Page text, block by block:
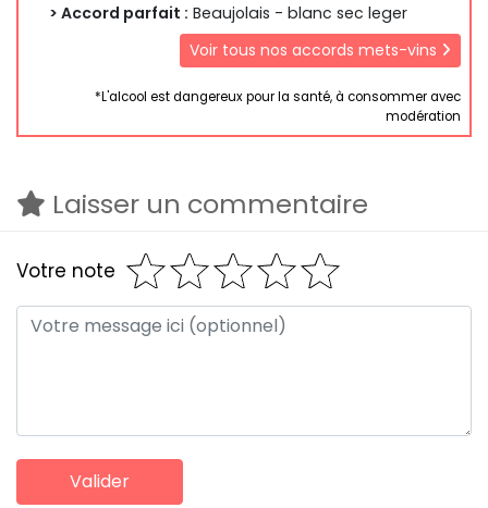
> Accord parfait : Beaujolais - blanc sec leger
Voir tous nos accords mets-vins
*L'alcool est dangereux pour la santé, à consommer avec
modération
Laisser un commentaire
Votre note